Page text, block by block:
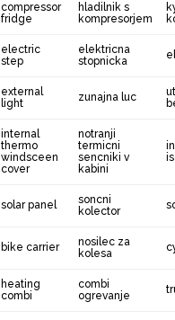
compressor
fridge
hladilnik s
kompresorjem
electric
step
elektricna
stopnicka
external
light
zunajna luc
internal
thermo
windsceen
cover
notranji
termicni
sencniki v
kabini
solar panel
soncni
kolector
bike carrier
nosilec za
kolesa
heating
combi
combi
ogrevanje